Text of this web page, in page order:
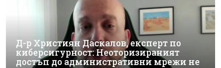
Д-р Християн Даскалов, експерт по
киберсигурност: Неоторизираният
достъп до административни мрежи не